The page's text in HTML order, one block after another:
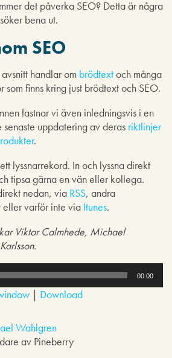
det påverka SEO? Detta är några
bena ut.
SEO
handlar om brödtextoch många
som finns kring just brödtext och SEO.
fastnar vi även inledningsvis i en
uppdatering av deras riktlinjer
.
lyssnarrekord. In och lyssna direkt
tipsa gärna en vän eller kollega.
nedan, via RSS, andra
eller varför inte via Itunes.
Viktor Calmhede, Michael
00:00
| Download
Wahlgren
av Pineberry